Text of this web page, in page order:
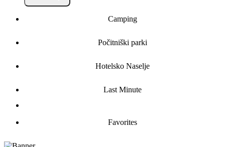
Camping
Počitniški parki
Hotelsko Naselje
Last Minute
Favorites